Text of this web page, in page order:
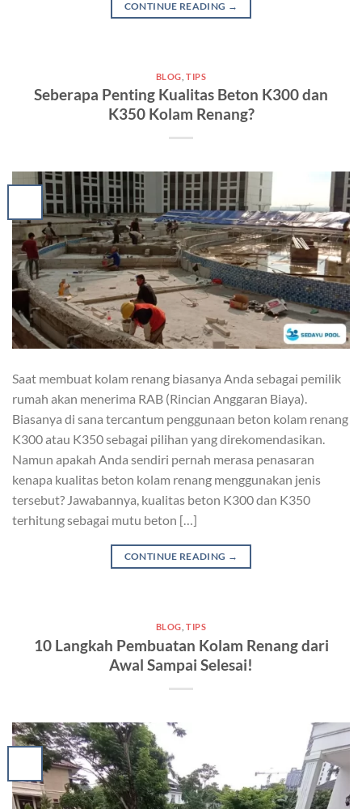
CONTINUE READING →
BLOG ,TIPS
Seberapa Penting Kualitas Beton K300 dan
K350 Kolam Renang?
Saat membuat kolam renang biasanya Anda sebagai pemilik
rumah akan menerima RAB (Rincian Anggaran Biaya).
Biasanya di sana tercantum penggunaan beton kolam renang
K300 atau K350 sebagai pilihan yang direkomendasikan.
Namun apakah Anda sendiri pernah merasa penasaran
kenapa kualitas beton kolam renang menggunakan jenis
tersebut? Jawabannya, kualitas beton K300 dan K350
terhitung sebagai mutu beton […]
CONTINUE READING →
BLOG ,TIPS
10 Langkah Pembuatan Kolam Renang dari
Awal Sampai Selesai!